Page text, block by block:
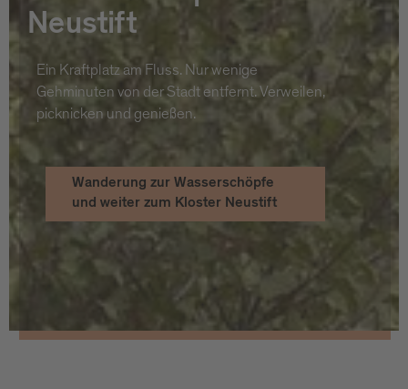
Neustift
Ein Kraftplatz am Fluss. Nur wenige
Gehminuten von der Stadt entfernt. Verweilen,
picknicken und genießen.
Wanderung zur Wasserschöpfe
und weiter zum Kloster Neustift